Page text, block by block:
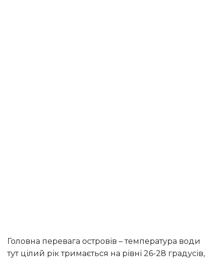
Головна перевага островів – температура води
тут цілий рік тримається на рівні 26-28 градусів,